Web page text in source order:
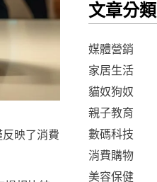
映了消費
文章分類
媒體營銷
家居生活
貓奴狗奴
親子教育
數碼科技
消費購物
美容保健